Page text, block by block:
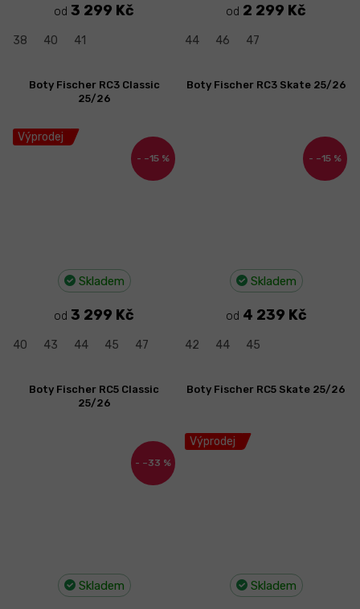
od 3 299 Kč
38 40 41
od 2 299 Kč
44 46 47
Výprodej
–15 %
Boty Fischer RC3 Classic
25/26
Skladem
od 3 299 Kč
40 43 44 45 47
–15 %
Boty Fischer RC3 Skate 25/26
Skladem
od 4 239 Kč
42 44 45
–33 %
Boty Fischer RC5 Classic
25/26
Skladem
Výprodej
Boty Fischer RC5 Skate 25/26
Skladem